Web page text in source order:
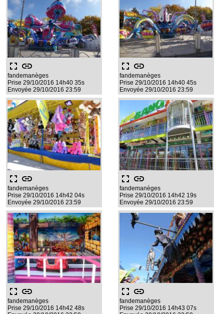
fullscreen link
fandemanèges
Prise 29/10/2016 14h40 35s
Envoyée 29/10/2016 23:59
fullscreen link
fandemanèges
Prise 29/10/2016 14h40 45s
Envoyée 29/10/2016 23:59
fullscreen link
fandemanèges
Prise 29/10/2016 14h42 04s
Envoyée 29/10/2016 23:59
fullscreen link
fandemanèges
Prise 29/10/2016 14h42 19s
Envoyée 29/10/2016 23:59
fullscreen link
fandemanèges
Prise 29/10/2016 14h42 48s
fullscreen link
fandemanèges
Prise 29/10/2016 14h43 07s